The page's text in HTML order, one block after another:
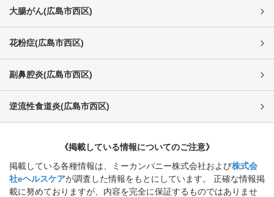
大腸がん(広島市西区)
花粉症(広島市西区)
副鼻腔炎(広島市西区)
逆流性食道炎(広島市西区)
《掲載している情報についてのご注意》
掲載している各種情報は、ミーカンパニー株式会社および株式会
社eヘルスケアが調査した情報をもとにしています。 正確な情報掲
載に努めておりますが、内容を完全に保証するものではありませ